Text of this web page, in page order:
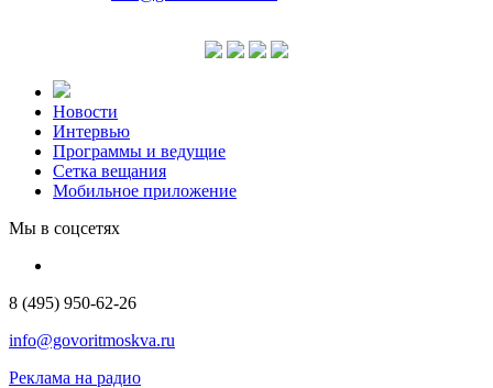
Новости
Интервью
Программы и ведущие
Сетка вещания
Мобильное приложение
Мы в соцсетях
8 (495) 950-62-26
info@govoritmoskva.ru
Реклама на радио